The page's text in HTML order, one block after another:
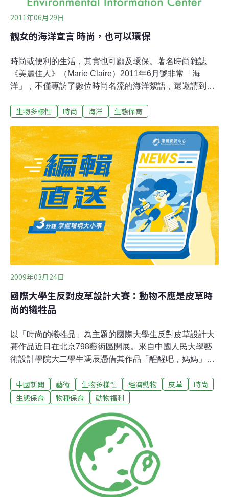
2011年06月29日
靓女的海洋宣言 時尚，也可以環保
時尚或便利的生活，其實也可顧及環保。著名時尚雜誌
《美麗佳人》（Marie Claire）2011年6月號非常「海
洋」，不僅專訪了數位時尚名流的海洋絮語，還邀請到許
事，令人矚目的是，女神不僅關切到台灣幾處著名的美麗
願意選擇過更節制的生活，也上網認股搶救白海豚和支持
保育溼地的行動，希望不要有更多的核能威脅，破壞我們
的土地。」6月8日世界海洋日剛剛過去，這也提醒了世
人，認股守護濁水溪口的行動還在持續，等待更多人參與
喔！今年4月，國光石化開發案經馬總統公開講話，確定
不會蓋在彰化大城溼地了；但仍有許多民眾願意讓這塊溼
地永久保留下來，讓依賴溼地維生的蚵農、潮間帶生物、
以及迴游鄰近水域的白海豚，共存共榮；這項行動，正等
待著更多人參與！
生物多樣性 時尚 海洋 生態保育
2009年03月24日
國際大學生反對皮草設計大賽：動物不應是皮草時
尚的犧牲品
以「時尚的犧牲品」為主題的國際大學生反對皮草設計大
賽作品近日在北京798藝術區開展。來自中國人民大學藝
術設計學院大二學生馮辰憑借其作品「醒醒吧，媽媽」，
獎。 國際大學生反對皮草設計大賽(DESIGNAG AINST
FUR，簡稱DAF)，始於2003年，2006年進入中國。大賽
盟主辦，是以大學生為作品徵集對象的全球性公益設計和
文化交流活動。 現場的許多大學生觀眾也表示，通過這次
展覽了解到了皮草消費背後的動物生存現狀。學生們表示
以前沒買過皮草，以後更不會買了。
中國新聞 藝術 生物多樣性 經濟動物 皮草
時尚
生態保育
物種保育 動物福利